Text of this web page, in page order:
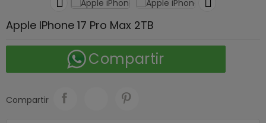
Apple IPhone 17 Pro Max 2TB
Compartir
Compartir